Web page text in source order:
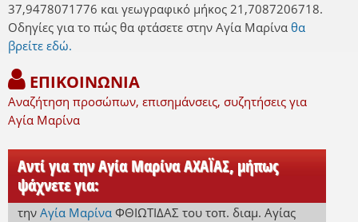
37,9478071776 και γεωγραφικό μήκος 21,7087206718.
Οδηγίες για το πώς θα φτάσετε στην Αγία Μαρίνα θα
βρείτε εδώ.
ΕΠΙΚΟΙΝΩΝΙΑ
Αναζήτηση προσώπων, επισημάνσεις, συζητήσεις για
Αγία Μαρίνα
Αντί για την Αγία Μαρίνα ΑΧΑΪΑΣ, μήπως
ψάχνετε για:
την Αγία Μαρίνα ΦΘΙΩΤΙΔΑΣ του τοπ. διαμ. Αγίας